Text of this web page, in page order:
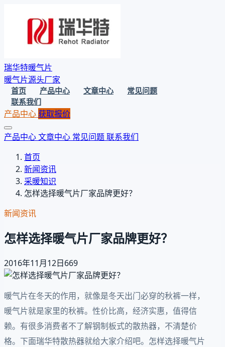
瑞华特暖气片
暖气片源头厂家
首页 产品中心 文章中心
常见问题
联系我们
产品中心获取报价
产品中心文章中心 常见问题联系我们
首页
新闻资讯
采暖知识
怎样选择暖气片厂家品牌更好？
新闻资讯
怎样选择暖气片厂家品牌更好？
2016年11月12日669
暖气片在冬天的作用，就像是冬天出门必穿的秋裤一样，
暖气片就是家里的秋裤。性价比高，经济实惠，值得信
赖。有很多消费者不了解钢制板式的散热器，不清楚价
格。下面瑞华特散热器就给大家介绍吧。怎样选择暖气片